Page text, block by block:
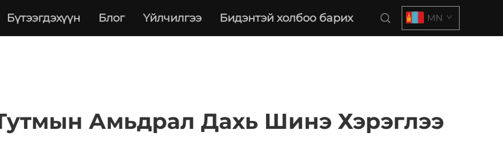
Бүтээгдэхүүн Блог Үйлчилгээ Бидэнтэй холбоо барих MN
Амьдрал Дахь Шинэ Хэрэглээ